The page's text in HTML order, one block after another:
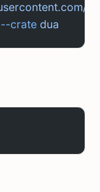
--crate dua